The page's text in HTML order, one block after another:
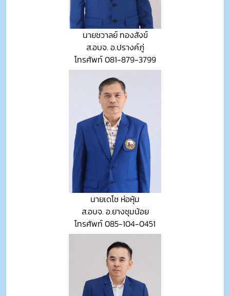
นายชวาลย์ ทองสังข์
ส.อบจ. อ.ปรางค์ภู่
โทรศัพท์ 081-879-3799
นายเดโช ห่อหุ้ม
ส.อบจ. อ.ยางชุมน้อย
โทรศัพท์ 085-104-0451